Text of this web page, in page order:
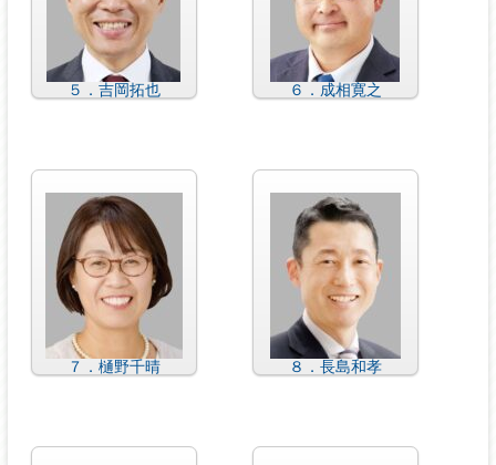
５．吉岡拓也 ６．成相寛之
７．樋野千晴 ８．長島和孝